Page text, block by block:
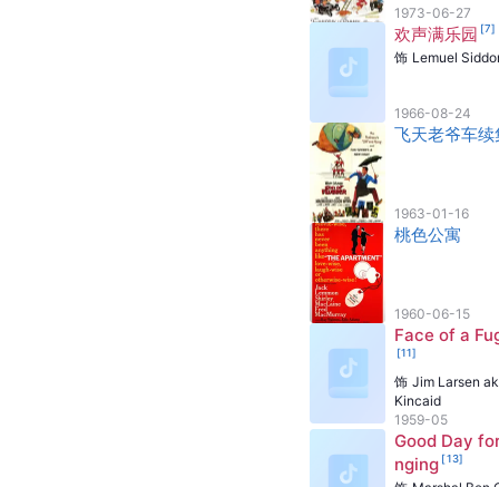
1973-06-27
欢声满乐园 [7]
饰 Lemuel
1966-08-24
飞天老爷车续
1963-01-16
桃色公寓
1960-06-15
Face of a
[11]
饰 Jim Larsen
Kincaid
1959-05
Good Day
nging [13]